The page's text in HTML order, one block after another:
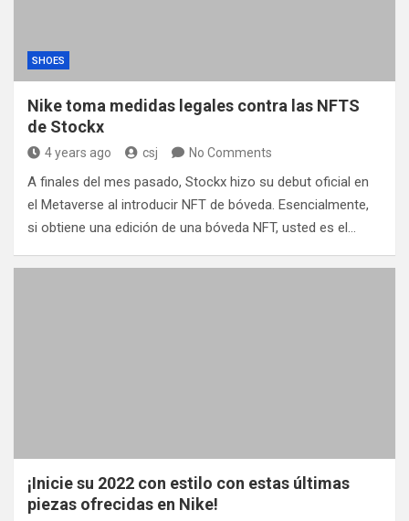
SHOES
Nike toma medidas legales contra las NFTS
de Stockx
4 years ago csj No Comments
A finales del mes pasado, Stockx hizo su debut oficial en
el Metaverse al introducir NFT de bóveda. Esencialmente,
si obtiene una edición de una bóveda NFT, usted es el…
¡Inicie su 2022 con estilo con estas últimas
piezas ofrecidas en Nike!